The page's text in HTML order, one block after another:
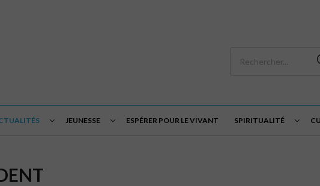
JEUNESSE ESPÉRER POUR LE VIVANT SPIRITUALITÉ